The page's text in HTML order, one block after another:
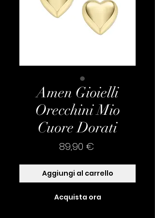
Amen Gioielli
Orecchini Mio
Cuore Dorati
89,90 €Prezzo
Aggiungi al carrello
Acquista ora